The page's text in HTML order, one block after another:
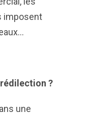
imposent
?
une